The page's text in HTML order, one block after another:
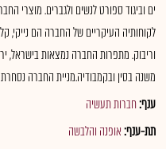
ים וביגוד ספורט לנשים ולגברים. מוצרי
לקוחותיה העיקריים של החברה הם נייקי,
וריבוק. מתפרות החברה נמצאות בישראל,
משנה בסין ובקמבודיה.מניית החברה
ענף:חברות תעשיה
תת-ענף:אופנה והלבשה